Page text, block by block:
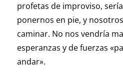
profetas de improviso,
ponernos en pie, y
caminar. No nos vendría
esperanzas y de fuerzas
andar».